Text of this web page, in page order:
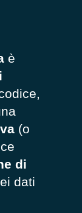
è
(o
di
dati